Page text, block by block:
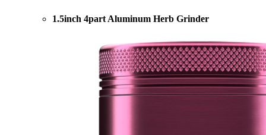
1.5inch 4part Aluminum Herb Grinder